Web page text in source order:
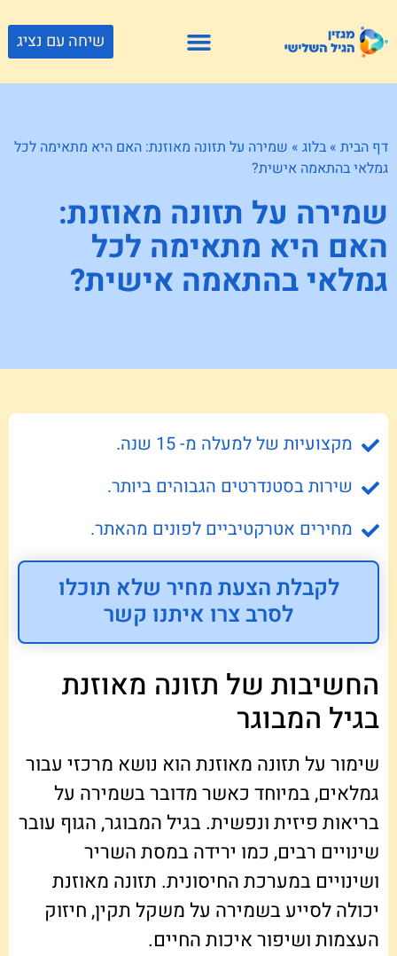
שיחה עם נציג
דף הבית » בלוג » שמירה על תזונה מאוזנת: האם היא מתאימה לכל
גמלאי בהתאמה אישית?
שמירה על תזונה מאוזנת:
האם היא מתאימה לכל
גמלאי בהתאמה אישית?
מקצועיות של למעלה מ- 15 שנה.
שירות בסטנדרטים הגבוהים ביותר.
מחירים אטרקטיביים לפונים מהאתר.
לקבלת הצעת מחיר שלא תוכלו
לסרב צרו איתנו קשר
החשיבות של תזונה מאוזנת
בגיל המבוגר
שימור על תזונה מאוזנת הוא נושא מרכזי עבור
גמלאים, במיוחד כאשר מדובר בשמירה על
בריאות פיזית ונפשית. בגיל המבוגר, הגוף עובר
שינויים רבים, כמו ירידה במסת השריר
ושינויים במערכת החיסונית. תזונה מאוזנת
יכולה לסייע בשמירה על משקל תקין, חיזוק
העצמות ושיפור איכות החיים.